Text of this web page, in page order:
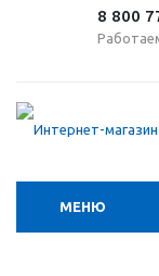
8 800
МЕНЮ